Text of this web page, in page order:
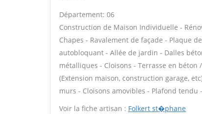
Département: 06
Construction de Maison Individuelle -
Chapes - Ravalement de façade - Plaque
autobloquant - Allée de jardin - Dalles
métalliques - Cloisons - Terrasse en
(Extension maison, construction garage,
murs - Cloisons amovibles - Plafond tendu -
Voir la fiche artisan : Folkert st�phane